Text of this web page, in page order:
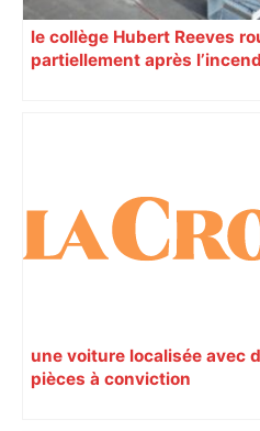
le collège Hubert Reeves
partiellement après
une voiture localisée avec
pièces à conviction